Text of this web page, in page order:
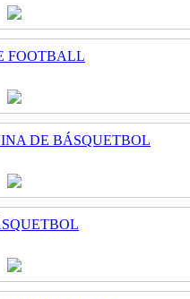
FOOTBALL
DE BÁSQUETBOL